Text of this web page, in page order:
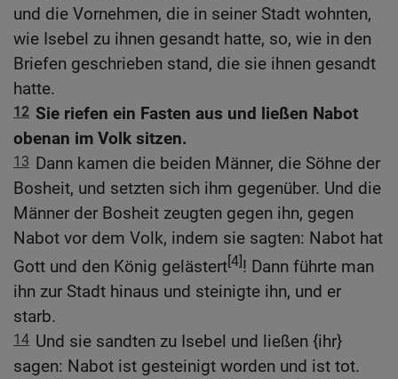
und die Vornehmen, die in seiner Stadt wohnten,
wie Isebel zu ihnen gesandt hatte, so, wie in den
Briefen geschrieben stand, die sie ihnen gesandt
hatte.
12 Sie riefen ein Fasten aus und ließen Nabot
obenan im Volk sitzen.
13 Dann kamen die beiden Männer, die Söhne der
Bosheit, und setzten sich ihm gegenüber. Und die
Männer der Bosheit zeugten gegen ihn, gegen
Nabot vor dem Volk, indem sie sagten: Nabot hat
Gott und den König gelästert[4]! Dann führte man
ihn zur Stadt hinaus und steinigte ihn, und er
starb.
14 Und sie sandten zu Isebel und ließen {ihr}
sagen: Nabot ist gesteinigt worden und ist tot.